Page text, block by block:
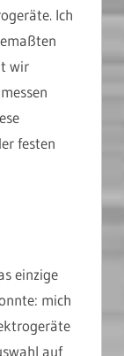
Ich
wir
festen
einzige
mich
auf